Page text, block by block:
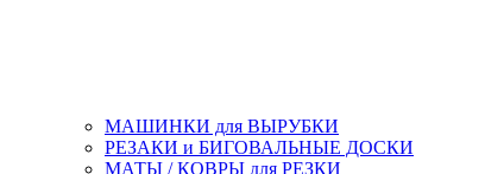
МАШИНКИ для ВЫРУБКИ
РЕЗАКИ и БИГОВАЛЬНЫЕ ДОСКИ
МАТЫ / КОВРЫ для РЕЗКИ